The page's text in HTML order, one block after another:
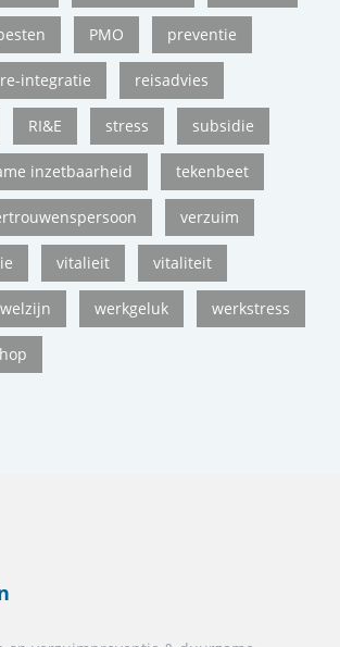
PMO preventie
re-integratie reisadvies
RI&E stress subsidie
inzetbaarheid tekenbeet
verzuim
vitalieit vitaliteit
welzijn werkgeluk werkstress